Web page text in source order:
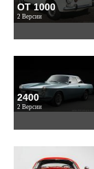
OT 1000
2 Версии
2400
2 Версии